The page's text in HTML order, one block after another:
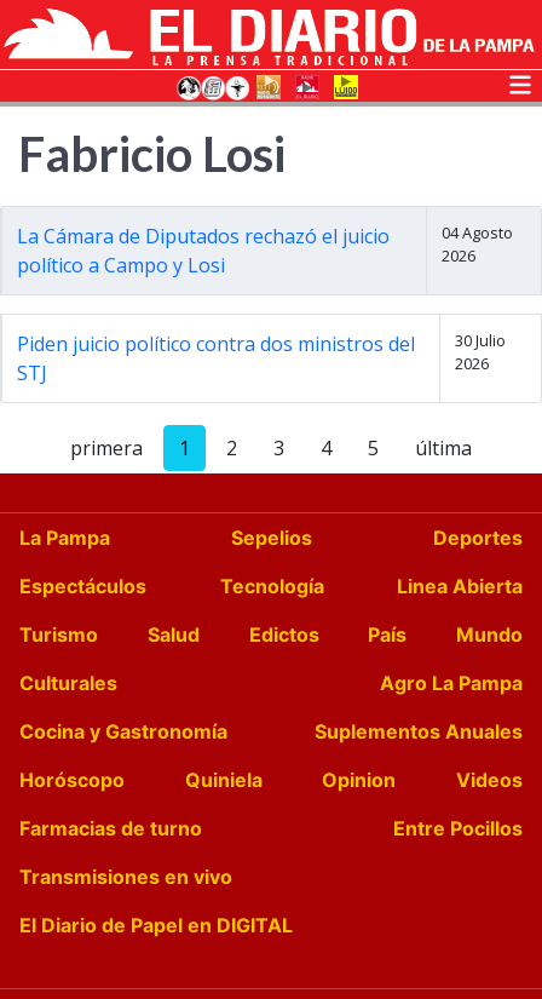
Fabricio Losi
La Cámara de Diputados rechazó el juicio
político a Campo y Losi
04 Agosto
2026
Piden juicio político contra dos ministros del
STJ
30 Julio
2026
primera 1 2 3 4 5 última
La Pampa Sepelios
Deportes
Espectáculos
Tecnología
Linea Abierta
Turismo
Salud Edictos País
Mundo
Culturales
Agro La Pampa
Cocina y Gastronomía
Suplementos Anuales
Horóscopo
Quiniela Opinion
Videos
Farmacias de turno
Entre Pocillos
Transmisiones en vivo
El Diario de Papel en DIGITAL